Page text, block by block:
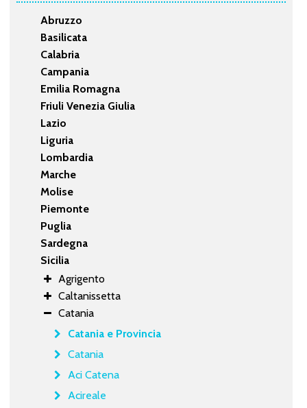
Abruzzo
Basilicata
Calabria
Campania
Emilia Romagna
Friuli Venezia Giulia
Lazio
Liguria
Lombardia
Marche
Molise
Piemonte
Puglia
Sardegna
Sicilia
Agrigento
Caltanissetta
Catania
Catania e Provincia
Catania
Aci Catena
Acireale